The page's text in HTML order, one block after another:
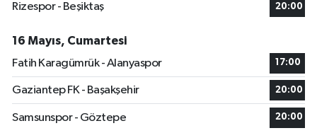
Rizespor - Beşiktaş
20:00
16 Mayıs, Cumartesi
Fatih Karagümrük - Alanyaspor
17:00
Gaziantep FK - Başakşehir 20:00
Samsunspor - Göztepe 20:00